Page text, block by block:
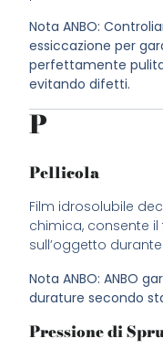
Nota ANBO:
essiccazione per
perfettamente
evitando difetti.
P
Pellicola
Film idrosolubile
chimica, consente
sull’oggetto
Nota ANBO: ANBO
durature secondo
Pressione di